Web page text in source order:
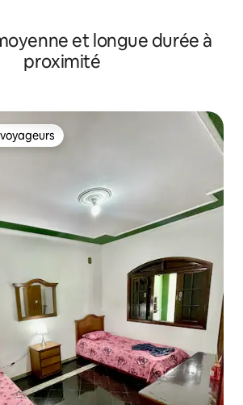
et longue durée à
proximité
les plus appréciés